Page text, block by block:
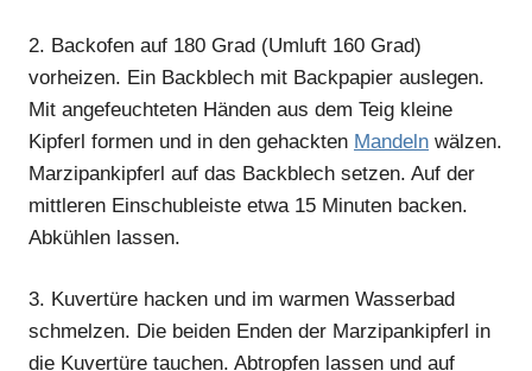
2. Backofen auf 180 Grad (Umluft 160 Grad)
vorheizen. Ein Backblech mit Backpapier auslegen.
Mit angefeuchteten Händen aus dem Teig kleine
Kipferl formen und in den gehackten Mandeln wälzen.
Marzipankipferl auf das Backblech setzen. Auf der
mittleren Einschubleiste etwa 15 Minuten backen.
Abkühlen lassen.
3. Kuvertüre hacken und im warmen Wasserbad
schmelzen. Die beiden Enden der Marzipankipferl in
die Kuvertüre tauchen. Abtropfen lassen und auf